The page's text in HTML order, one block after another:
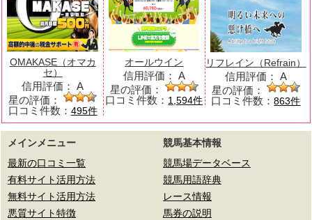
OMAKASE（オマカ
セ）
信用評価： A
星の評価：
口コミ件数： 495件
オールウイン
信用評価： A
星の評価：
口コミ件数： 1,594件
リフレイン（Refrain）
信用評価： A
星の評価：
口コミ件数：863件
メインメニュー
最新の口コミ一覧
有料サイト活用方法
無料サイト活用方法
悪質サイト特徴
競馬基本情報
競馬場データベース
競馬用語辞典
レース情報
馬券の説明